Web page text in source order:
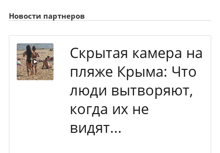
Новости партнеров
Скрытая камера на
пляже Крыма: Что
люди вытворяют,
когда их не
видят...